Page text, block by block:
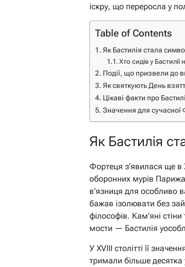
іскру, що переросла у
Table of Contents
Як Бастилія стала
Хто сидів у
Події, що призвели до
Як святкують День
Цікаві факти про
Значення для сучасної
Як Бастилія
Фортеця з’явилася ще в
оборонних мурів
в’язниця для особливо
бажав ізолювати без
філософів. Кам’яні
мости — Бастилія
У XVIII столітті її
тримали більше